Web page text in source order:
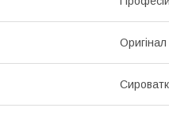
Оригінал